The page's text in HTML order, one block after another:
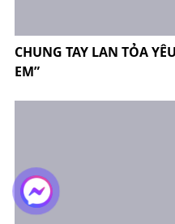
CHUNG TAY LAN TỎA
EM”